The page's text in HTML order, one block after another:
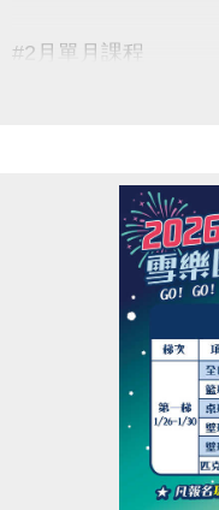
#2月單月課程
▶ 課程臨櫃報名，
▶ 上課請穿著運動服
▶ 有氧、瑜珈、飛
▶ 若因人數不足無
原信用卡、繳費憑證
-洽詢專線：03-
-
https://